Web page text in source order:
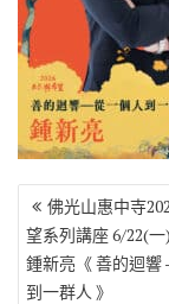
文
章
導
覽
佛光山惠中寺
望系列講座 6/22(
鍾新亮《 善的迴響
到一群人 》